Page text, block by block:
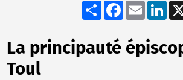
Share Facebook
Email
La principauté
Toul